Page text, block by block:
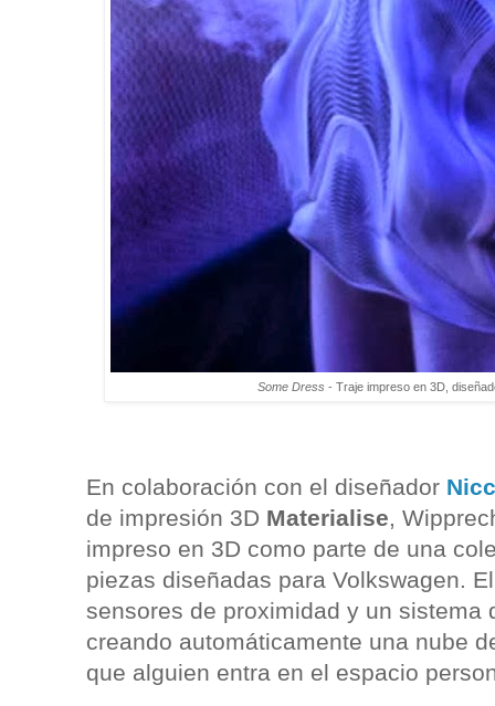
Some Dress - Traje impreso en 3D,
En colaboración con el diseñador
de impresión 3D Materialise,
impreso en 3D como parte de una
piezas diseñadas para Volkswagen.
sensores de proximidad y un sistema
creando automáticamente una nube
que alguien entra en el espacio